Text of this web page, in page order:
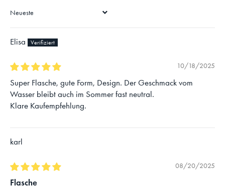
SORT BY
Elisa
10/18/2025
Super Flasche, gute Form, Design. Der Geschmack vom
Wasser bleibt auch im Sommer fast neutral.
Klare Kaufempfehlung.
karl
08/20/2025
Flasche